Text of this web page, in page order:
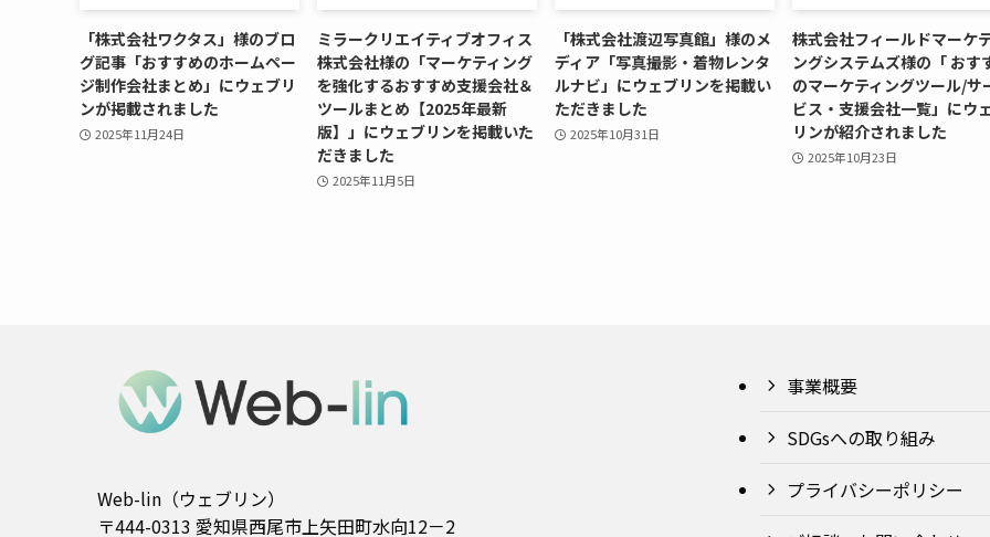
「株式会社ワクタス」様のブロ
グ記事「おすすめのホームペー
ジ制作会社まとめ」にウェブリ
ンが掲載されました
2025年11月24日
ミラークリエイティブオフィス
株式会社様の「マーケティング
を強化するおすすめ支援会社＆
ツールまとめ【2025年最新
版】」にウェブリンを掲載いた
だきました
2025年11月5日
「株式会社渡辺写真館」様のメ
ディア「写真撮影・着物レンタ
ルナビ」にウェブリンを掲載い
ただきました
2025年10月31日
株式会社フィールドマーケ
ングシステムズ様の「 おす
のマーケティングツール/サ
ビス・支援会社一覧」にウ
リンが紹介されました
2025年10月23日
Web-lin（ウェブリン）
〒444-0313 愛知県西尾市上矢田町水向12－2
事業概要
SDGsへの取り組み
プライバシーポリシー